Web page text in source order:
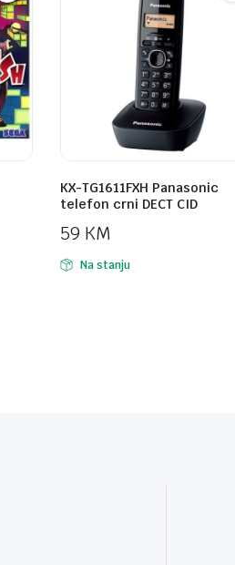
KX-TG1611FXH Panasonic
telefon crni DECT CID
59 KM
Na stanju